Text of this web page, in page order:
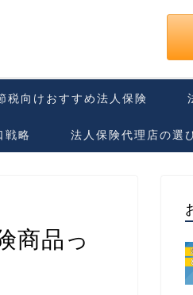
税向けおすすめ法人保険
戦略 法人保険代理店の選
商品っ